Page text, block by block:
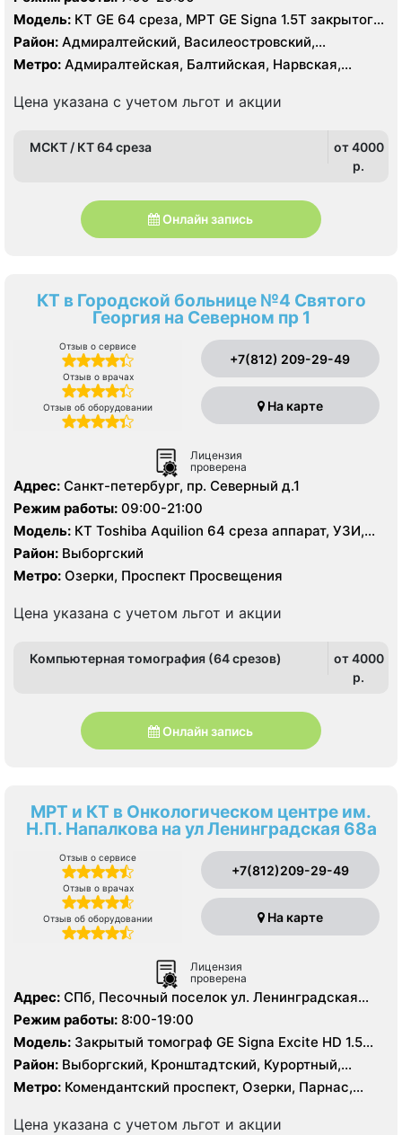
Модель: КТ GE 64 среза, МРТ GE Signa 1.5Т закрытого
типа
Район: Адмиралтейский, Василеостровский,
Кировский, Центральный
Метро: Адмиралтейская, Балтийская, Нарвская,
Технологический институт
Цена указана с учетом льгот и акции
МСКТ / КТ 64 среза
от 4000
p.
Онлайн запись
КТ в Городской больнице №4 Святого
Георгия на Северном пр 1
Отзыв о сервисе
Отзыв о врачах
Отзыв об оборудовании
+7(812) 209-29-49
На карте
Лицензия
проверена
Адрес: Санкт-петербург, пр. Северный д.1
Режим работы: 09:00-21:00
Модель: КТ Toshiba Aquilion 64 среза аппарат, УЗИ,
рентген
Район: Выборгский
Метро: Озерки, Проспект Просвещения
Цена указана с учетом льгот и акции
Компьютерная томография (64 срезов)
от 4000
p.
Онлайн запись
МРТ и КТ в Онкологическом центре им.
Н.П. Напалкова на ул Ленинградская 68а
Отзыв о сервисе
Отзыв о врачах
Отзыв об оборудовании
+7(812)209-29-49
На карте
Лицензия
проверена
Адрес: СПб, Песочный поселок ул. Ленинградская
д.68а
Режим работы: 8:00-19:00
Модель: Закрытый томограф GE Signa Excite HD 1.5
Тесла, Siemens Magnetom 1.5 Тесла, КТ Philips
Brilliance 128 срезов
Район: Выборгский, Кронштадтский, Курортный,
Ленинградская область
Метро: Комендантский проспект, Озерки, Парнас,
Цена указана с учетом льгот и акции